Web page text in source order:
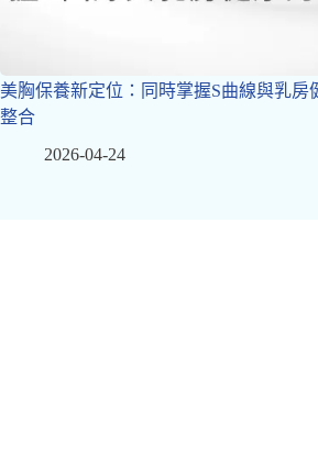
美胸保養新定位：同時掌握S曲線與乳房
整合
2026-04-24